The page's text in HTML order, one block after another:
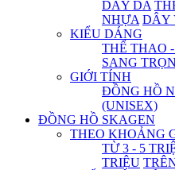
DÂY DA
NHỰA DÂY
KIỂU DÁNG
THỂ THAO -
SANG
GIỚI TÍNH
ĐỒNG HỒ
(UNISEX)
ĐỒNG HỒ SKAGEN
THEO KHOẢNG
TỪ 3 - 5
TRIỆU